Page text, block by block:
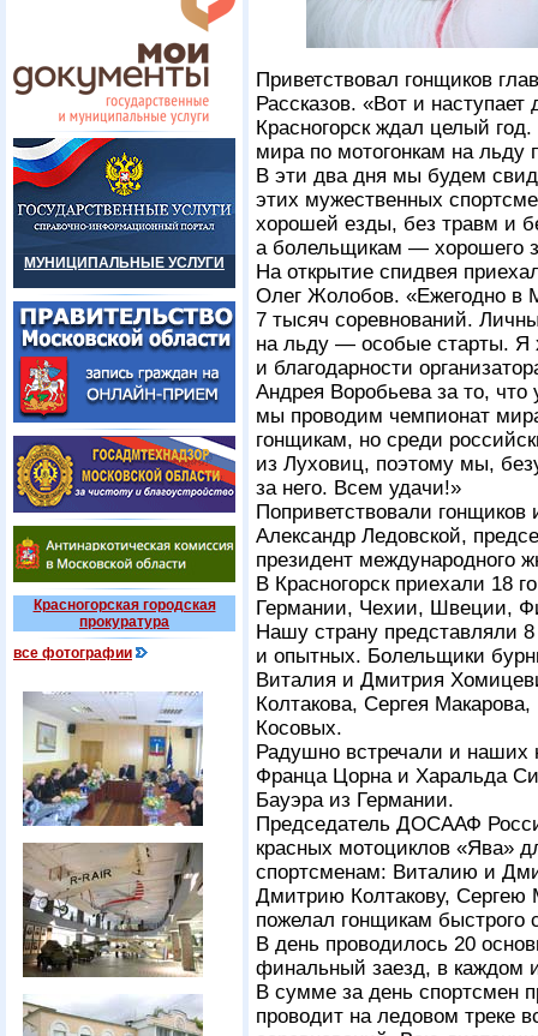
МУНИЦИПАЛЬНЫЕ УСЛУГИ
Красногорская городская
прокуратура
все фотографии
Приветствовал гонщиков
Рассказов. «Вот и
Красногорск ждал целый
мира по мотогонкам на льду
В эти два дня мы будем
этих мужественных
хорошей езды, без травм и
а болельщикам — хорошего
На открытие спидвея
Олег Жолобов. «Ежегодно в
7 тысяч соревнований.
на льду — особые старты. Я
и благодарности
Андрея Воробьева за то,
мы проводим чемпионат
гонщикам, но среди
из Луховиц, поэтому мы,
за него. Всем удачи!»
Поприветствовали
Александр Ледовской,
президент международного
В Красногорск приехали 18
Германии, Чехии, Швеции,
Нашу страну представляли
и опытных. Болельщики
Виталия и Дмитрия
Колтакова, Сергея
Косовых.
Радушно встречали и наших
Франца Цорна и Харальда
Бауэра из Германии.
Председатель ДОСААФ
красных мотоциклов «Ява»
спортсменам: Виталию и
Дмитрию Колтакову, Сергею
пожелал гонщикам быстрого
В день проводилось 20
финальный заезд, в каждом
В сумме за день спортсмен
проводит на ледовом треке